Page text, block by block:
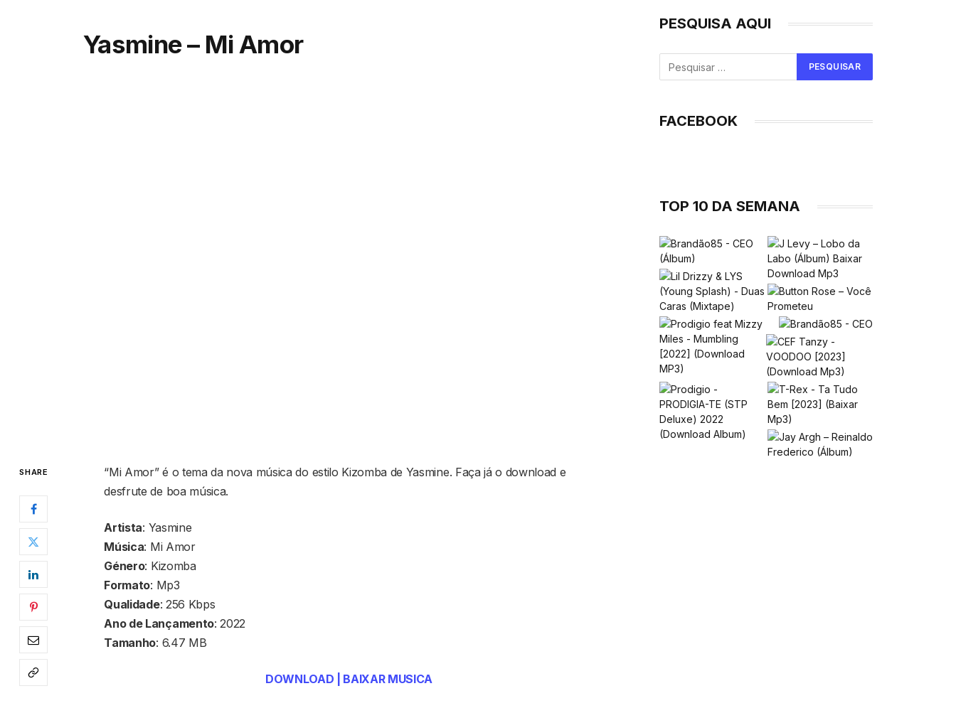
Yasmine – Mi Amor
SHARE
“Mi Amor” é o tema da nova música do estilo Kizomba de Yasmine. Faça já o download e
desfrute de boa música.
Artista: Yasmine
Música: Mi Amor
Género: Kizomba
Formato: Mp3
Qualidade: 256 Kbps
Ano de Lançamento: 2022
Tamanho: 6.47 MB
DOWNLOAD | BAIXAR MUSICA
PESQUISA AQUI
FACEBOOK
TOP 10 DA SEMANA